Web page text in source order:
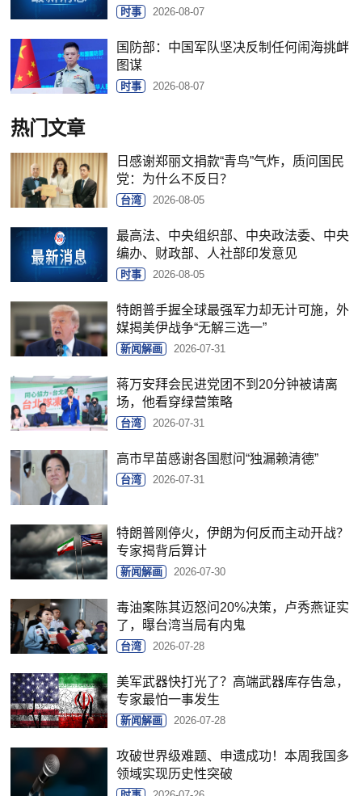
时事 2026-08-07
国防部：中国军队坚决反制任何闹海挑衅
图谋
时事 2026-08-07
热门文章
日感谢郑丽文捐款“青鸟”气炸，质问国民
党：为什么不反日？
台湾 2026-08-05
最高法、中央组织部、中央政法委、中央
编办、财政部、人社部印发意见
时事 2026-08-05
特朗普手握全球最强军力却无计可施，外
媒揭美伊战争“无解三选一”
新闻解画 2026-07-31
蒋万安拜会民进党团不到20分钟被请离
场，他看穿绿营策略
台湾 2026-07-31
高市早苗感谢各国慰问“独漏赖清德”
台湾 2026-07-31
特朗普刚停火，伊朗为何反而主动开战？
专家揭背后算计
新闻解画 2026-07-30
毒油案陈其迈怒问20%决策，卢秀燕证实
了，曝台湾当局有内鬼
台湾 2026-07-28
美军武器快打光了？高端武器库存告急，
专家最怕一事发生
新闻解画 2026-07-28
攻破世界级难题、申遗成功！本周我国多
领域实现历史性突破